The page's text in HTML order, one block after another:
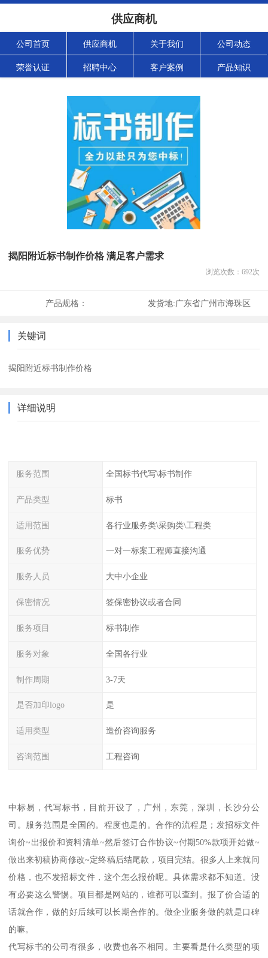
供应商机
公司首页 供应商机 关于我们 公司动态
荣誉认证 招聘中心 客户案例 产品知识
揭阳附近标书制作价格 满足客户需求
浏览次数： 692次
产品规格： 发货地:广东省广州市海珠区
关键词
揭阳附近标书制作价格
详细说明
服务范围 全国标书代写\标书制作
产品类型 标书
适用范围 各行业服务类\采购类\工程类
服务优势 一对一标案工程师直接沟通
服务人员 大中小企业
保密情况 签保密协议或者合同
服务项目 标书制作
服务对象 全国各行业
制作周期 3-7天
是否加印logo 是
适用类型 造价咨询服务
咨询范围 工程咨询
中标易，代写标书，目前开设了，广州，东莞，深圳，长沙分公
司。服务范围是全国的。程度也是的。合作的流程是；发招标文件
询价~出报价和资料清单~然后签订合作协议~付期50%款项开始做~
做出来初稿协商修改~定终稿后结尾款，项目完结。很多人上来就问
价格，也不发招标文件，这个怎么报价呢。具体需求都不知道。没
有必要这么警惕。项目都是网站的，谁都可以查到。报了价合适的
话就合作，做的好后续可以长期合作的。做企业服务做的就是口碑
的嘛。
代写标书的公司有很多，收费也各不相同。主要看是什么类型的项